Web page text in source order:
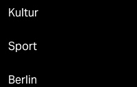
Kultur
Sport
Berlin